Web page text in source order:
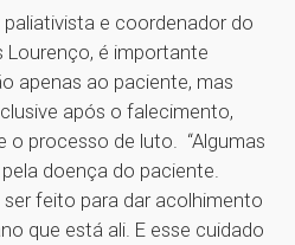
e coordenador do
Lourenço, é importante
apenas ao paciente, mas
após o falecimento,
processo de luto. “Algumas
doença do paciente.
feito para dar acolhimento
que está ali. E esse cuidado